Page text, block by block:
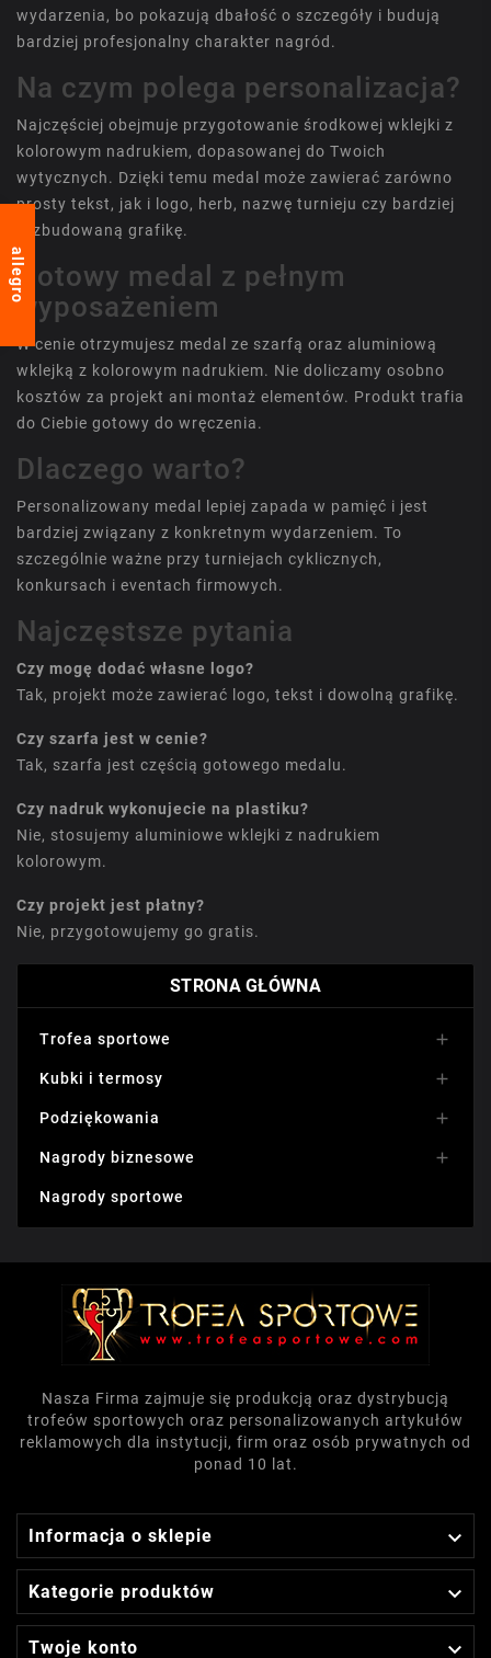
wydarzenia, bo pokazują dbałość o szczegóły i budują
bardziej profesjonalny charakter nagród.
Na czym polega personalizacja?
Najczęściej obejmuje przygotowanie środkowej wklejki z
kolorowym nadrukiem, dopasowanej do Twoich
wytycznych. Dzięki temu medal może zawierać zarówno
prosty tekst, jak i logo, herb, nazwę turnieju czy bardziej
rozbudowaną grafikę.
Gotowy medal z pełnym
wyposażeniem
W cenie otrzymujesz medal ze szarfą oraz aluminiową
wklejką z kolorowym nadrukiem. Nie doliczamy osobno
kosztów za projekt ani montaż elementów. Produkt trafia
do Ciebie gotowy do wręczenia.
Dlaczego warto?
Personalizowany medal lepiej zapada w pamięć i jest
bardziej związany z konkretnym wydarzeniem. To
szczególnie ważne przy turniejach cyklicznych,
konkursach i eventach firmowych.
Najczęstsze pytania
Czy mogę dodać własne logo?
Tak, projekt może zawierać logo, tekst i dowolną grafikę.
Czy szarfa jest w cenie?
Tak, szarfa jest częścią gotowego medalu.
Czy nadruk wykonujecie na plastiku?
Nie, stosujemy aluminiowe wklejki z nadrukiem
kolorowym.
Czy projekt jest płatny?
Nie, przygotowujemy go gratis.
STRONA GŁÓWNA
Trofea sportowe 
Kubki i termosy 
Podziękowania 
Nagrody biznesowe 
Nagrody sportowe
Nasza Firma zajmuje się produkcją oraz dystrybucją
trofeów sportowych oraz personalizowanych artykułów
reklamowych dla instytucji, firm oraz osób prywatnych od
ponad 10 lat.
Informacja o sklepie 
Kategorie produktów 
Twoje konto 
allegro